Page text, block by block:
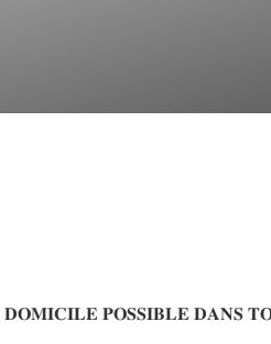
𝐃𝐎𝐌𝐈𝐂𝐈𝐋𝐄 𝐏𝐎𝐒𝐒𝐈𝐁𝐋𝐄 𝐃𝐀𝐍𝐒